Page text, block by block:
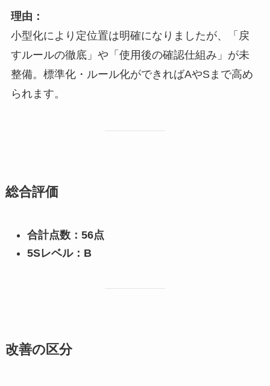
理由：
小型化により定位置は明確になりましたが、「戻
すルールの徹底」や「使用後の確認仕組み」が未
整備。標準化・ルール化ができればAやSまで高め
られます。
総合評価
合計点数：56点
5Sレベル：B
改善の区分